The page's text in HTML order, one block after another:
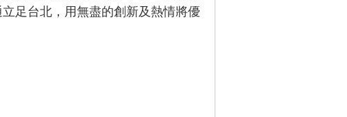
足台北，用無盡的創新及熱情將優